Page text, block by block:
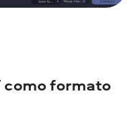
como formato